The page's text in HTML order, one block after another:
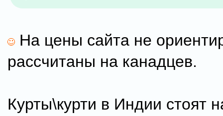
На цены сайта не
рассчитаны на канадцев.
Курты\курти в Индии стоят